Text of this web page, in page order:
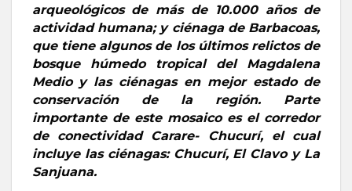
arqueológicos de más de 10.000 años de
actividad humana; y ciénaga de Barbacoas,
que tiene algunos de los últimos relictos de
bosque húmedo tropical del Magdalena
Medio y las ciénagas en mejor estado de
conservación de la región. Parte
importante de este mosaico es el corredor
de conectividad Carare- Chucurí, el cual
incluye las ciénagas: Chucurí, El Clavo y La
Sanjuana.